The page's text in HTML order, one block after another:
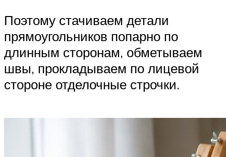
Поэтому стачиваем детали
прямоугольников попарно по
длинным сторонам, обметываем
швы, прокладываем по лицевой
стороне отделочные строчки.